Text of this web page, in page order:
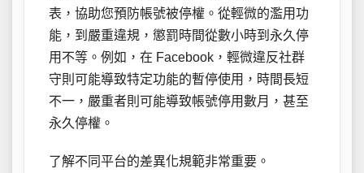
表，協助您預防帳號被停權。從輕微的濫用功
能，到嚴重違規，懲罰時間從數小時到永久停
用不等。例如，在 Facebook，輕微違反社群
守則可能導致特定功能的暫停使用，時間長短
不一，嚴重者則可能導致帳號停用數月，甚至
永久停權。
了解不同平台的差異化規範非常重要。